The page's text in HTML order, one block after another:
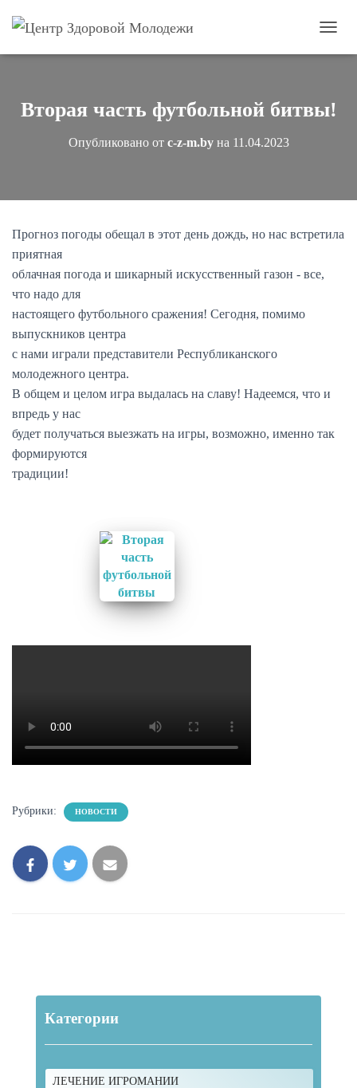
е
л
в
Вторая часть футбольной битвы!
Опубликовано от c-z-m.byна 11.04.2023
Прогноз погоды обещал в этот день дождь, но нас встретила
приятная
облачная погода и шикарный искусственный газон - все,
что надо для
настоящего футбольного сражения! Сегодня, помимо
выпускников центра
с нами играли представители Республиканского
молодежного центра.
В общем и целом игра выдалась на славу! Надеемся, что и
впредь у нас
будет получаться выезжать на игры, возможно, именно так
формируются
традиции!
Рубрики: НОВОСТИ
Категории
ЛЕЧЕНИЕ ИГРОМАНИИ